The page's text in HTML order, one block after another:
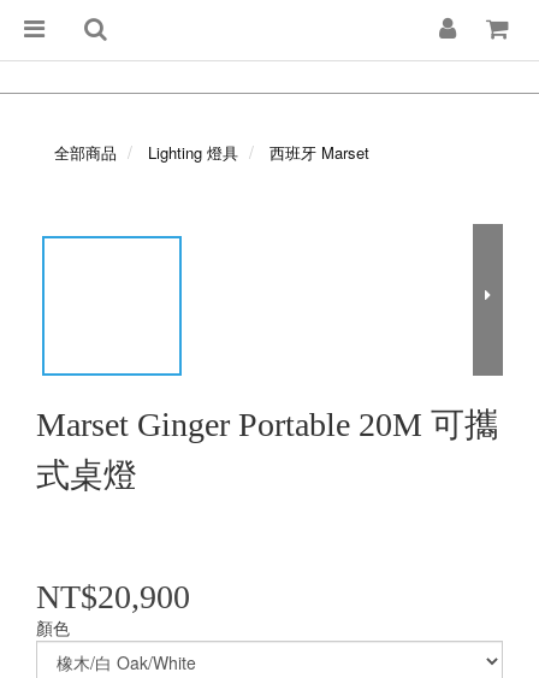
全部商品 Lighting 燈具 西班牙 Marset
Marset Ginger Portable 20M 可攜
式桌燈
NT$20,900
顏色